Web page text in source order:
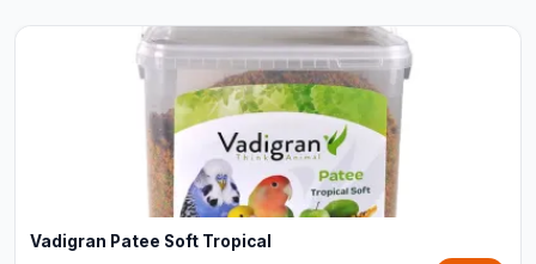
Vadigran Patee Soft Tropical